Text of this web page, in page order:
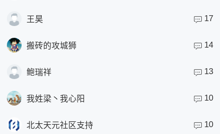
王昊 17
搬砖的攻城狮 14
鲍瑞祥 13
我姓梁丶我心阳 10
北太天元社区支持 10